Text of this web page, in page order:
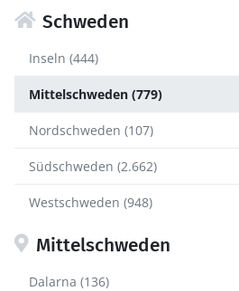
Schweden
Inseln (444)
Mittelschweden (779)
Nordschweden (107)
Südschweden (2.662)
Westschweden (948)
Mittelschweden
Dalarna (136)